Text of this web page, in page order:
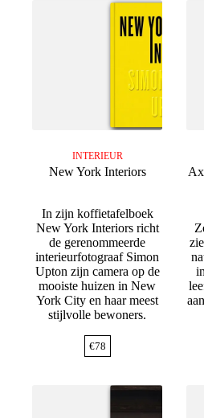
INTERIEUR
New York Interiors
In zijn koffietafelboek
New York Interiors richt
de gerenommeerde
interieurfotograaf Simon
Upton zijn camera op de
mooiste huizen in New
York City en haar meest
stijlvolle bewoners.
€78